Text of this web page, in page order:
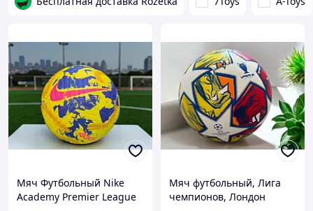
Мяч Футбольный Nike
Academy Premier League
Мяч футбольный, Лига
чемпионов, Лондон